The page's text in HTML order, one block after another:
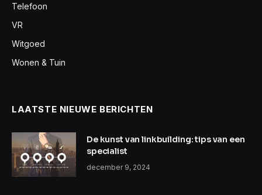
Telefoon
VR
Witgoed
Wonen & Tuin
LAATSTE NIEUWE BERICHTEN
De kunst van linkbuilding: tips van een
specialist
december 9, 2024